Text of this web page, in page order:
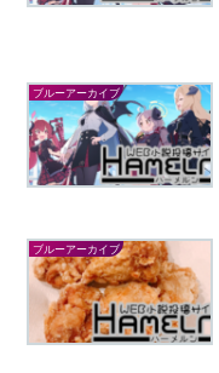
ブルーアーカイブ
ブルーアーカイブ